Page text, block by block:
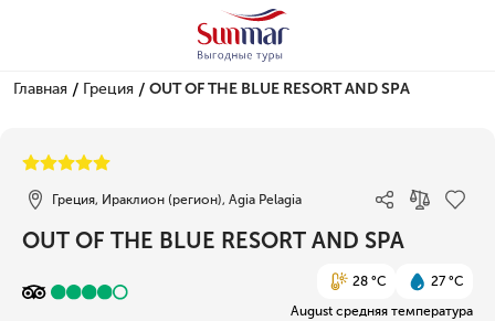
Главная / Греция / OUT OF THE BLUE RESORT AND SPA
Греция, Ираклион (регион), Agia Pelagia
OUT OF THE BLUE RESORT AND SPA
28 °C
27 °C
August средняя температура